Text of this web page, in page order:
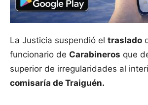
La Justicia suspendió el traslado
funcionario de Carabineros que
superior de irregularidades al
comisaría de Traiguén.